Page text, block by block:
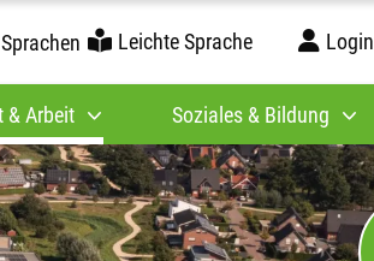
Leichte Sprache Login
& Arbeit Soziales & Bildung